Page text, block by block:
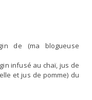
de (ma blogueuse
infusé au chaï, jus de
et jus de pomme) du